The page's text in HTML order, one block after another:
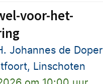
voor-het-
Johannes de Doper
Linschoten